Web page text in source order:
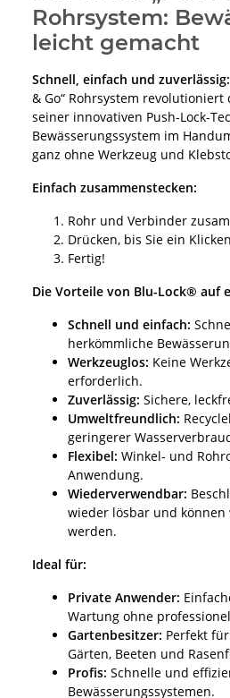
Rohrsystem:
leicht gemacht
Schnell, einfach und zuverlässig:
& Go“ Rohrsystem
seiner innovativen Push-Lock-
Bewässerungssystem im
ganz ohne Werkzeug und
Einfach zusammenstecken:
Rohr und Verbinder
Drücken, bis Sie ein
Fertig!
Die Vorteile von Blu-Lock® auf
Schnell und einfach:
herkömmliche
Werkzeuglos: Keine
erforderlich.
Zuverlässig: Sichere,
Umweltfreundlich:
geringerer
Flexibel: Winkel- und
Anwendung.
Wiederverwendbar:
wieder lösbar und
werden.
Ideal für:
Private Anwender:
Wartung ohne
Gartenbesitzer: Perfekt
Gärten, Beeten und
Profis: Schnelle und
Bewässerungssystemen.